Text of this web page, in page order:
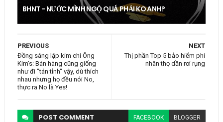
BHNT - NƯỚC MÌNH NGỘ QUÁ PHẢI KO ANH?
NEXT
Thị phần Top 5 bảo hiểm phi
nhân thọ dần rơi rụng
PREVIOUS
Đồng sáng lập kim chi Ông
Kim's: Bán hàng cũng giống
như đi "tán tỉnh" vậy, dù thích
nhau nhưng họ đều nói No,
thực ra No là Yes!
POST COMMENT FACEBOOK BLOGGER